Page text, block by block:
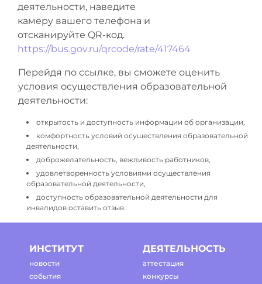
деятельности, наведите
камеру вашего телефона и
отсканируйте QR-код.
https://bus.gov.ru/qrcode/rate/417464
Перейдя по ссылке, вы сможете оценить
условия осуществления образовательной
деятельности:
открытость и доступность информации об организации,
комфортность условий осуществления образовательной
деятельности,
доброжелательность, вежливость работников,
удовлетворенность условиями осуществления
образовательной деятельности,
доступность образовательной деятельности для
инвалидов оставить отзыв.
ИНСТИТУТ
новости
события
ДЕЯТЕЛЬНОСТЬ
аттестация
конкурсы